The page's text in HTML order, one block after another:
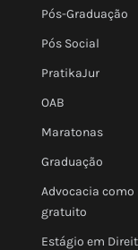
Pós-Graduação
Pós Social
PratikaJur
OAB
Maratonas
Graduação
Advocacia como
gratuito
Estágio em